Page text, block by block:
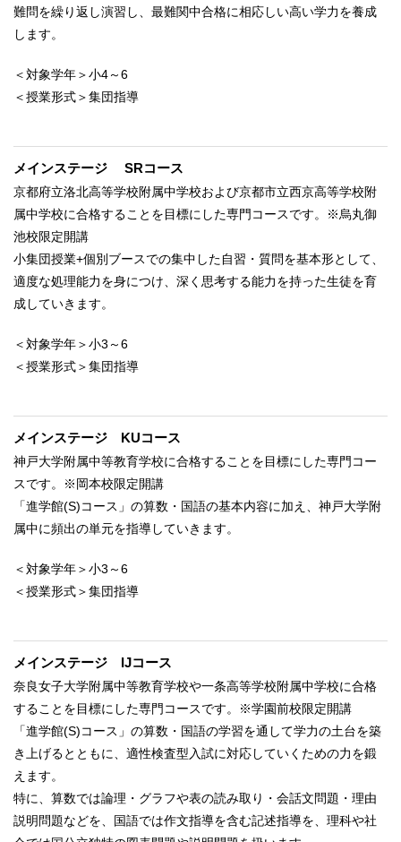
難問を繰り返し演習し、最難関中合格に相応しい高い学力を養成
します。
＜対象学年＞小4～6
＜授業形式＞集団指導
メインステージ SRコース
京都府立洛北高等学校附属中学校および京都市立西京高等学校附
属中学校に合格することを目標にした専門コースです。※烏丸御
池校限定開講
小集団授業+個別ブースでの集中した自習・質問を基本形として、
適度な処理能力を身につけ、深く思考する能力を持った生徒を育
成していきます。
＜対象学年＞小3～6
＜授業形式＞集団指導
メインステージ KUコース
神戸大学附属中等教育学校に合格することを目標にした専門コー
スです。※岡本校限定開講
「進学館(S)コース」の算数・国語の基本内容に加え、神戸大学附
属中に頻出の単元を指導していきます。
＜対象学年＞小3～6
＜授業形式＞集団指導
メインステージ IJコース
奈良女子大学附属中等教育学校や一条高等学校附属中学校に合格
することを目標にした専門コースです。※学園前校限定開講
「進学館(S)コース」の算数・国語の学習を通して学力の土台を築
き上げるとともに、適性検査型入試に対応していくための力を鍛
えます。
特に、算数では論理・グラフや表の読み取り・会話文問題・理由
説明問題などを、国語では作文指導を含む記述指導を、理科や社